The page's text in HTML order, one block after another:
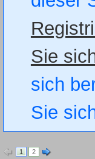
Sie
sich
Sie
1 2